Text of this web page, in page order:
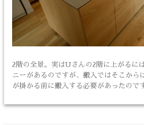
2階の全景。実はUさんの2階に上がるに
ニーがあるのですが、搬入ではそこから
が掛かる前に搬入する必要があったので